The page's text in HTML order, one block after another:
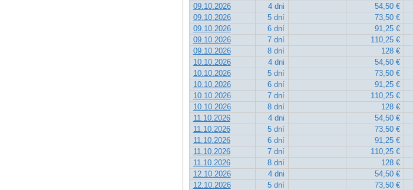
09.10.2026
4 dni 54,50 €
09.10.2026
5 dní 73,50 €
09.10.2026
6 dní 91,25 €
09.10.2026
7 dní 110,25 €
09.10.2026
8 dní 128 €
10.10.2026
4 dni 54,50 €
10.10.2026
5 dní 73,50 €
10.10.2026
6 dní 91,25 €
10.10.2026
7 dní 110,25 €
10.10.2026
8 dní 128 €
11.10.2026
4 dni 54,50 €
11.10.2026
5 dní 73,50 €
11.10.2026
6 dní 91,25 €
11.10.2026
7 dní 110,25 €
11.10.2026
8 dní 128 €
12.10.2026
4 dni 54,50 €
12.10.2026
5 dní 73,50 €